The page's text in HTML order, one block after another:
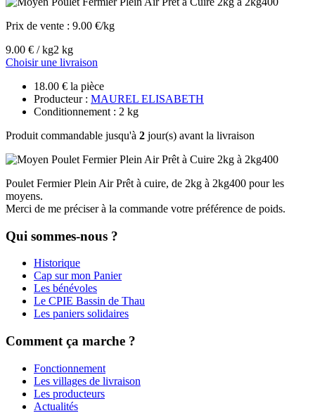
Prix de vente : 9.00 €/kg
9.00 € / kg2 kg
Choisir une livraison
18.00 € la pièce
Producteur : MAUREL ELISABETH
Conditionnement : 2 kg
Produit commandable jusqu'à 2 jour(s) avant la livraison
Poulet Fermier Plein Air Prêt à cuire, de 2kg à 2kg400 pour les
moyens.
Merci de me préciser à la commande votre préférence de poids.
Qui sommes-nous ?
Historique
Cap sur mon Panier
Les bénévoles
Le CPIE Bassin de Thau
Les paniers solidaires
Comment ça marche ?
Fonctionnement
Les villages de livraison
Les producteurs
Actualités